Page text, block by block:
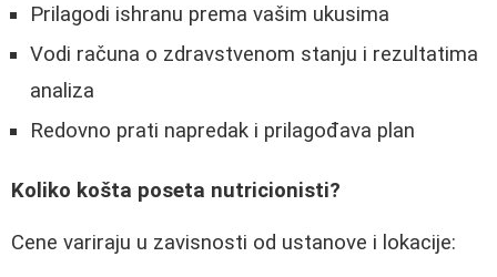
Prilagodi ishranu prema vašim ukusima
Vodi računa o zdravstvenom stanju i rezultatima
analiza
Redovno prati napredak i prilagođava plan
Koliko košta poseta nutricionisti?
Cene variraju u zavisnosti od ustanove i lokacije: